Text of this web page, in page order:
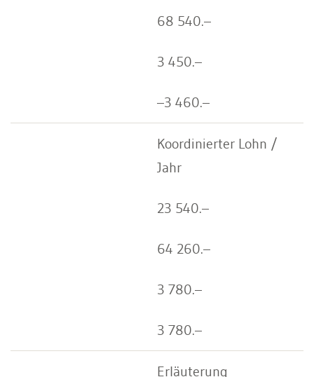
68 540.–
3 450.–
–3 460.–
Koordinierter Lohn /
Jahr
23 540.–
64 260.–
3 780.–
3 780.–
Erläuterung